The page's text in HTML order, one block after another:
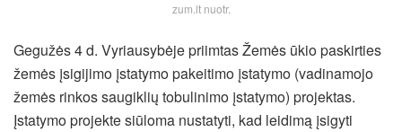
zum.lt nuotr.
Gegužės 4 d. Vyriausybėje priimtas Žemės ūkio paskirties
žemės įsigijimo įstatymo pakeitimo įstatymo (vadinamojo
žemės rinkos saugiklių tobulinimo įstatymo) projektas.
Įstatymo projekte siūloma nustatyti, kad leidimą įsigyti